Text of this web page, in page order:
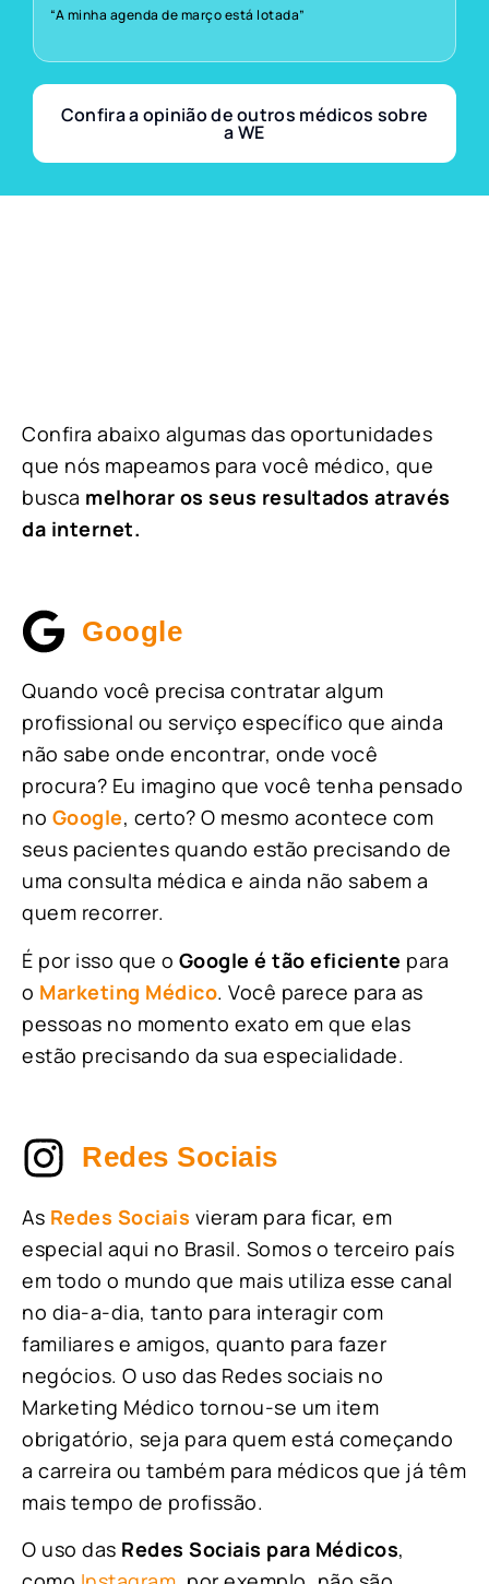
“A minha agenda de março está lotada”
Confira a opinião de outros médicos sobre
a WE
Confira abaixo algumas das oportunidades
que nós mapeamos para você médico, que
busca melhorar os seus resultados através
da internet.
Google
Quando você precisa contratar algum
profissional ou serviço específico que ainda
não sabe onde encontrar, onde você
procura? Eu imagino que você tenha pensado
no Google, certo? O mesmo acontece com
seus pacientes quando estão precisando de
uma consulta médica e ainda não sabem a
quem recorrer.
É por isso que o Google é tão eficiente para
o Marketing Médico. Você parece para as
pessoas no momento exato em que elas
estão precisando da sua especialidade.
Redes Sociais
As Redes Sociais vieram para ficar, em
especial aqui no Brasil. Somos o terceiro país
em todo o mundo que mais utiliza esse canal
no dia-a-dia, tanto para interagir com
familiares e amigos, quanto para fazer
negócios. O uso das Redes sociais no
Marketing Médico tornou-se um item
obrigatório, seja para quem está começando
a carreira ou também para médicos que já têm
mais tempo de profissão.
O uso das Redes Sociais para Médicos,